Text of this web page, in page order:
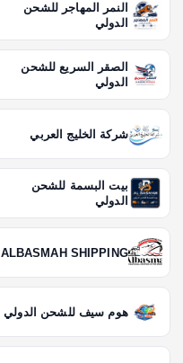
النمر المهاجر للشحن
الدولي
الصقر السريع للشحن
الدولي
شركة الخليج العربي
بيت البسمة للشحن
الدولي
ALBASMAH SHIPPING
هوم سيف للشحن الدولي